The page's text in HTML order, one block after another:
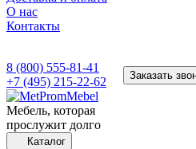
О нас
Контакты
8 (800) 555-81-41
+7 (495) 215-22-62
Заказать
Мебель, которая
прослужит долго
Каталог